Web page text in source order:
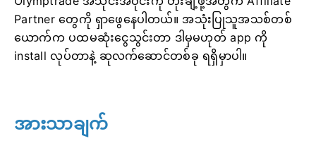
Partner တွေကို ရှာဖွေနေပါတယ်။ အသုံးပြုသူအသစ်တစ်
ယောက်က ပထမဆုံးငွေသွင်းတာ ဒါမှမဟုတ် app ကို
install လုပ်တာနဲ့ ဆုလက်ဆောင်တစ်ခု ရရှိမှာပါ။
အားသာချက်